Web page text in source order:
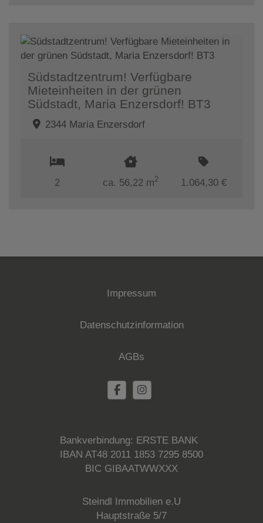
Südstadtzentrum! Verfügbare
Mieteinheiten in der grünen
Südstadt, Maria Enzersdorf! BT3
2344 Maria Enzersdorf
2 ca. 56,22 m2 1.064,30 €
Impressum
Datenschutzinformation
AGBs
Bankverbindung: ERSTE BANK
IBAN AT48 2011 1853 7295 8500
BIC GIBAATWWXXX
Steindl Immobilien e.U
Hauptstraße 5/7